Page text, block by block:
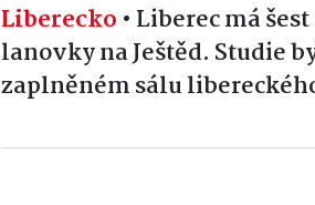
Liberecko • Liberec má
lanovky na Ještěd. Studie
zaplněném sálu